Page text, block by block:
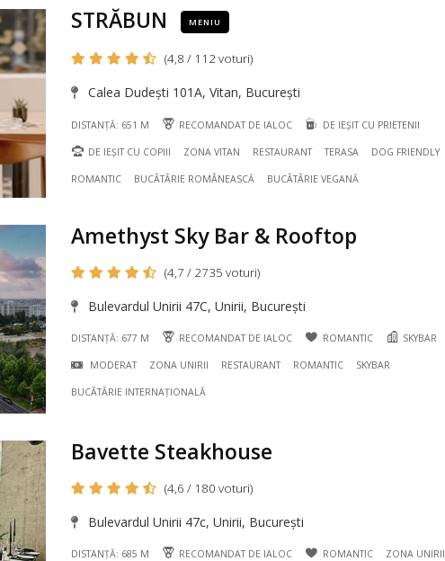
STRĂBUN MENIU
(4,8 / 112 voturi)
Calea Dudești 101A, Vitan, București
DISTANȚĂ: 651 M RECOMANDAT DE IALOC DE IEȘIT CU PRIETENII
DE IEȘIT CU COPIII ZONA VITAN RESTAURANT TERASA DOG FRIENDLY
ROMANTIC BUCÃTÃRIE ROMÂNEASCĂ BUCÃTÃRIE VEGANĂ
Amethyst Sky Bar & Rooftop
(4,7 / 2735 voturi)
Bulevardul Unirii 47C, Unirii, București
DISTANȚĂ: 677 M RECOMANDAT DE IALOC ROMANTIC SKYBAR
MODERAT ZONA UNIRII RESTAURANT ROMANTIC SKYBAR
BUCÃTÃRIE INTERNAȚIONALĂ
Bavette Steakhouse
(4,6 / 180 voturi)
Bulevardul Unirii 47c, Unirii, București
DISTANȚĂ: 685 M RECOMANDAT DE IALOC ROMANTIC ZONA UNIRII